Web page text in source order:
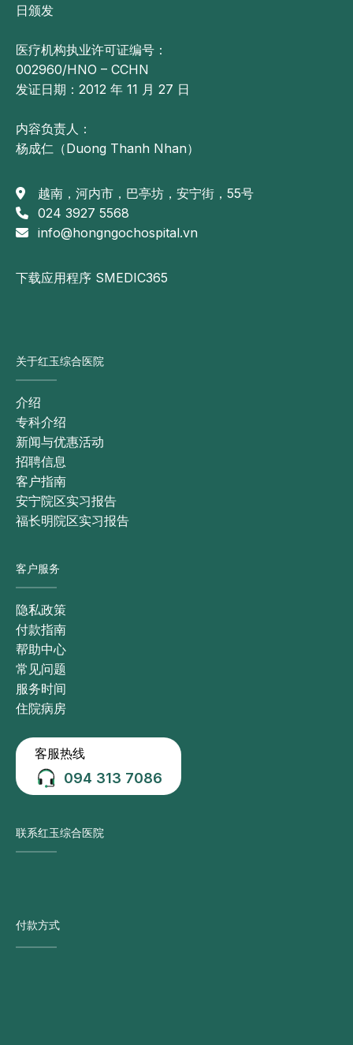
日颁发
医疗机构执业许可证编号：
002960/HNO – CCHN
发证日期：2012 年 11 月 27 日
内容负责人：
杨成仁（Duong Thanh Nhan）
越南，河内市，巴亭坊，安宁街，55号
024 3927 5568
info@hongngochospital.vn
下载应用程序 SMEDIC365
关于红玉综合医院
介绍
专科介绍
新闻与优惠活动
招聘信息
客户指南
安宁院区实习报告
福长明院区实习报告
客户服务
隐私政策
付款指南
帮助中心
常见问题
服务时间
住院病房
客服热线
094 313 7086
联系红玉综合医院
付款方式